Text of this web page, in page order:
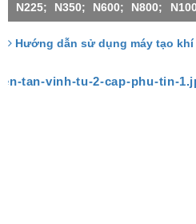
N225; N350; N600; N800;
N4500X4; N4500X5; N4500X6;
Hướng dẫn sử dụng máy tạo khí